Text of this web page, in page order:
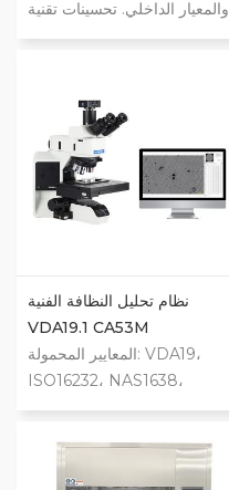
والمعيار الداخلي. تحسينات تقنية
وهندسية وسلامة كبيرة. نظام
خيارات الاستخلاص الشطف
بالضغط، والموجات فوق
الصوتية، والشطف بالاهتزاز،
والشطف الداخلي، والنفخ
الهوائي. التخصيص متاح.
نظام تحليل النظافة الفنية
VDA19.1 CA53M
المعايير المحمولة: VDA19،
ISO16232، NAS1638،
ISO4406 وغيرها من المعايير.